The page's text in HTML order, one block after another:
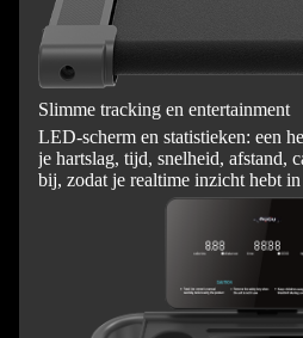
Slimme tracking en entertainment
LED-scherm en statistieken: een
je hartslag, tijd, snelheid, afstand,
bij, zodat je realtime inzicht hebt